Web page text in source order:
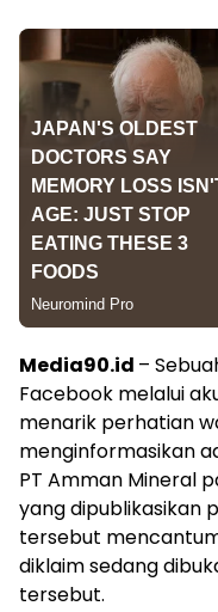
Media90.id –
Facebook melalui
menarik perhatian
menginformasikan
PT Amman Mineral
yang dipublikasikan
tersebut
diklaim sedang
tersebut.